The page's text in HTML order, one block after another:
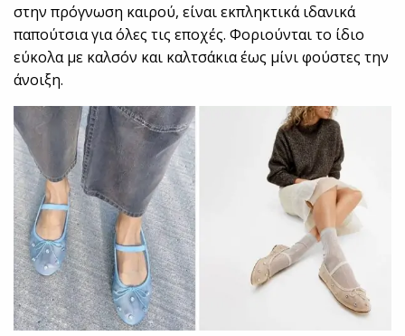
στην πρόγνωση καιρού, είναι εκπληκτικά ιδανικά
παπούτσια για όλες τις εποχές. Φοριούνται το ίδιο
εύκολα με καλσόν και καλτσάκια έως μίνι φούστες την
άνοιξη.